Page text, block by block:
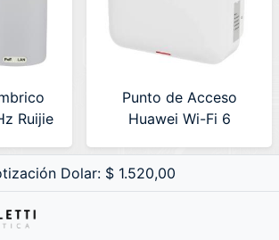
Ruijie
Punto de Acceso
Huawei Wi-Fi 6
Dolar: $ 1.520,00